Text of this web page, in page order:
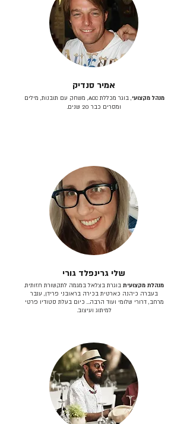
אמיר סנדיק
מנהל מקצועי
, בוגר מכללת ACC, משחק עם תובנות, מילים
ומסרים כבר 20 שנים.
שלי גרינפלד גורי
מנהלת מקצועית בוגרת בצלאל במגמה לתקשורת חזותית.
בעברה כיהנה כארטית בכירה בראובני פרידן, ענבר
מרחב, דרורי שלומי ועוד הרבה… כיום בעלת סטודיו פרטי
למיתוג ועיצוב.